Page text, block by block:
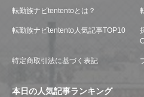
転勤族ナビtententoとは？
転勤族ナビtentento人気記事TOP10
特定商取引法に基づく表記
本日の人気記事ランキング